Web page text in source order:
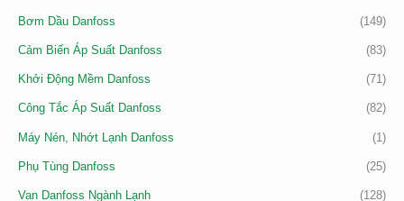
Bơm Dầu Danfoss (149)
Cảm Biến Áp Suất Danfoss (83)
Khởi Động Mềm Danfoss (71)
Công Tắc Áp Suất Danfoss (82)
Máy Nén, Nhớt Lạnh Danfoss (1)
Phụ Tùng Danfoss (25)
Van Danfoss Ngành Lạnh (128)